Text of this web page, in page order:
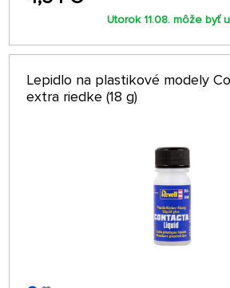
Utorok 11.08. môže byť
Lepidlo na plastikové modely
extra riedke (18 g)